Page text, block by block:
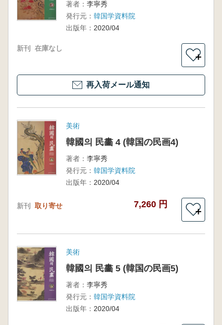
著者： 李寧秀
発行元： 韓国学資料院
出版年： 2020/04
新刊 在庫なし
＋
再入荷メール通知
美術
韓國의 民畵 4 (韓国の民画4)
著者： 李寧秀
発行元： 韓国学資料院
出版年： 2020/04
新刊 取り寄せ 7,260 円
＋
美術
韓國의 民畵 5 (韓国の民画5)
著者： 李寧秀
発行元： 韓国学資料院
出版年： 2020/04